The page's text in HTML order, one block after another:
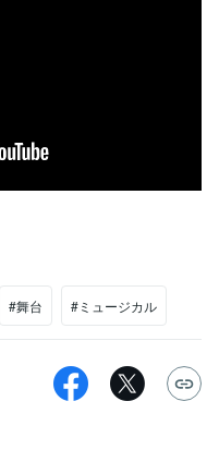
#舞台 #ミュージカル